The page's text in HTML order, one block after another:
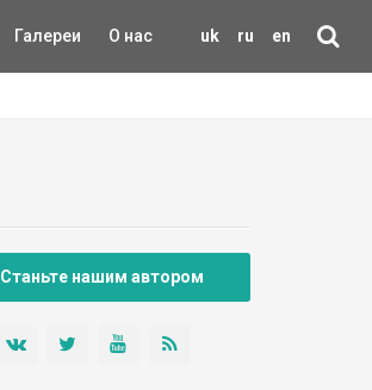
uk ru en
Галереи О нас
Станьте нашим автором